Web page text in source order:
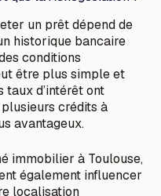
un prêt dépend de
historique bancaire
conditions
être plus simple et
taux d’intérêt ont
crédits à
avantageux.
immobilier à Toulouse,
également influencer
localisation